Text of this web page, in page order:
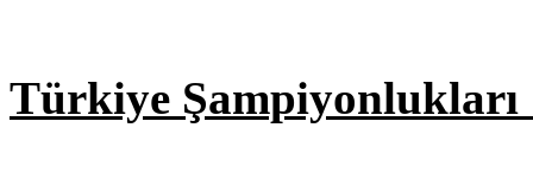
Türkiye Şampiyonlukları